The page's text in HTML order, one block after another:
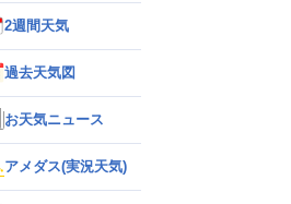
2週間天気
過去天気図
お天気ニュース
アメダス(実況天気)